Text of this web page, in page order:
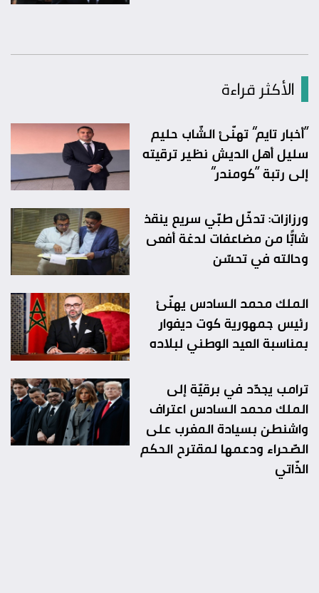
الأكثر قراءة
“أخبار تايم” تهنّئ الشّاب حليم
سليل أهل الديش نظير ترقيته
إلى رتبة “كومندر”
ورزازات: تدخّل طبّي سريع ينقذ
شابًّا من مضاعفات لدغة أفعى
وحالته في تحسّن
الملك محمد السادس يهنّئ
رئيس جمهورية كوت ديفوار
بمناسبة العيد الوطني لبلاده
ترامب يجدّد في برقيّة إلى
الملك محمد السادس اعتراف
واشنطن بسيادة المغرب على
الصّحراء ودعمها لمقترح الحكم
الذّاتي